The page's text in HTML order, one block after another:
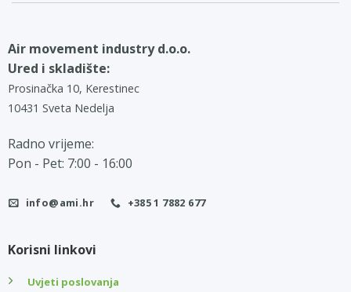
Air movement industry d.o.o.
Ured i skladište:
Prosinačka 10, Kerestinec
10431 Sveta Nedelja
Radno vrijeme:
Pon - Pet: 7:00 - 16:00
info@ami.hr +385 1 7882 677
Korisni linkovi
Uvjeti poslovanja